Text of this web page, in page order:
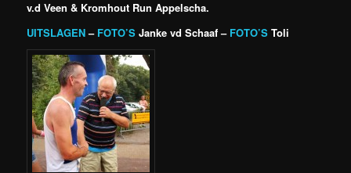
v.d Veen & Kromhout Run Appelscha.
UITSLAGEN– FOTO’S Janke vd Schaaf – FOTO’S Toli